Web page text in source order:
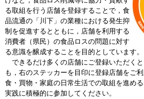
る取組を行う店舗を登録することで，食
品流通の「川下」の業種における発生抑
制を促進するとともに，店舗を利用する
消費者（県民）の食品ロスの問題に対す
る意識を醸成することを目的としています。
できるだけ多くの店舗にご登録いただく
も，右のステッカーを目印に登録店舗をご
食・買物・家庭の日常生活での取組を進め
実践に積極的に参加してください。